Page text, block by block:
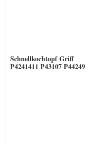
Schnellkochtopf Griff
P4241411 P43107 P44249